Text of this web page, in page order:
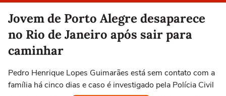
Jovem de Porto Alegre desaparece
no Rio de Janeiro após sair para
caminhar
Pedro Henrique Lopes Guimarães está sem contato com a
família há cinco dias e caso é investigado pela Polícia Civil